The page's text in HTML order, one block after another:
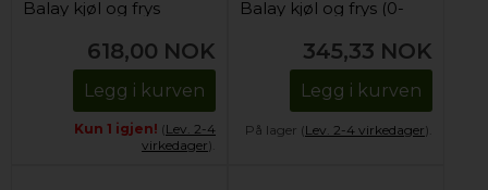
Balay kjøl og frys
618,00 NOK
Legg i kurven
Kun 1 igjen! (Lev. 2-4
virkedager).
Balay kjøl og frys (0-
345,33 NOK
Legg i kurven
På lager (Lev. 2-4 virkedager).